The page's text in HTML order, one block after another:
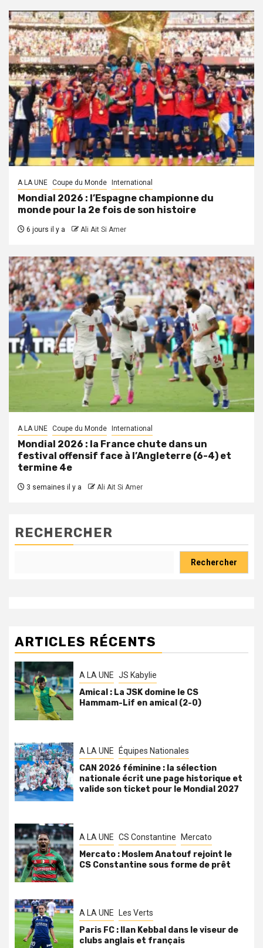
A LA UNE Coupe du Monde International
Mondial 2026 : l’Espagne championne du
monde pour la 2e fois de son histoire
6 jours il y a Ali Ait Si Amer
A LA UNE Coupe du Monde International
Mondial 2026 : la France chute dans un
festival offensif face à l’Angleterre (6-4) et
termine 4e
3 semaines il y a Ali Ait Si Amer
RECHERCHER
Rechercher
ARTICLES RÉCENTS
A LA UNE JS Kabylie
Amical : La JSK domine le CS
Hammam-Lif en amical (2-0)
A LA UNE Équipes Nationales
CAN 2026 féminine : la sélection
nationale écrit une page historique et
valide son ticket pour le Mondial 2027
A LA UNE CS Constantine Mercato
Mercato : Moslem Anatouf rejoint le
CS Constantine sous forme de prêt
A LA UNE Les Verts
Paris FC : Ilan Kebbal dans le viseur de
clubs anglais et français